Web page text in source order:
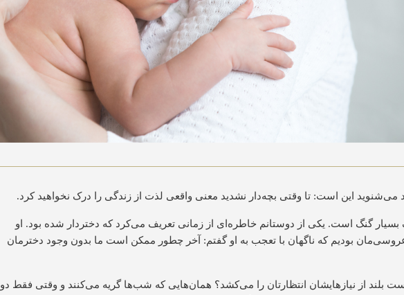
می‌شنوید این است: تا وقتی بچه‌دار نشدید معنی واقعی لذت از زندگی را درک نخواهید کرد.
گنگ است. یکی از دوستانم خاطره‌ای از زمانی تعریف می‌کرد که دختردار شده بود. او
بودیم که ناگهان با تعجب به او گفتم: آخر چطور ممکن است ما بدون وجود دخترمان
بلند از نیازهایشان انتظارتان را می‌کشد؟ همان‌هایی که شب‌ها گریه می‌کنند و وقتی فقط دو